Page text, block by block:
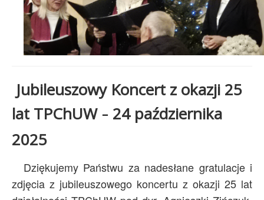
Jubileuszowy Koncert z okazji 25
lat TPChUW – 24 października
2025
Dziękujemy Państwu za nadesłane gratulacje i
zdjęcia z jubileuszowego koncertu z okazji 25 lat